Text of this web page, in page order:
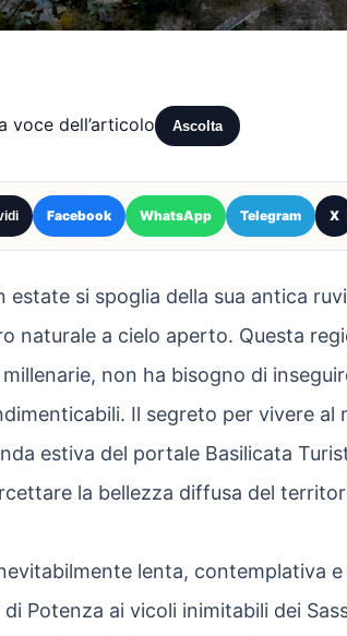
voce dell’articolo Ascolta
Facebook WhatsApp Telegram X
estate si spoglia della sua antica
naturale a cielo aperto. Questa
non ha bisogno di
Il segreto per vivere al
estiva del portale Basilicata
la bellezza diffusa del
lenta, contemplativa
Potenza ai vicoli inimitabili dei